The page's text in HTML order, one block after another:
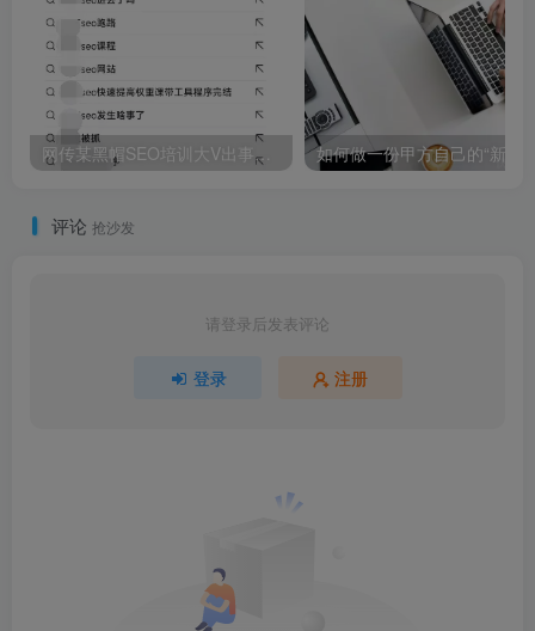
网传某黑帽SEO培训大V出事了现在嫌人丑，这5位发福的女星，当年个个是“神颜”
评论 抢沙发
请登录后发表评论
登录 注册